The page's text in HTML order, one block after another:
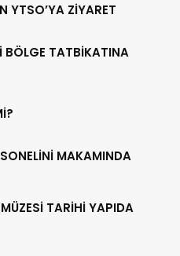
YTSO’YA ZİYARET
BÖLGE TATBİKATINA
MAKAMINDA
TARİHİ YAPIDA